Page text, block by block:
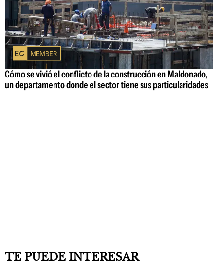
Cómo se vivió el conflicto de la construcción en Maldonado,
un departamento donde el sector tiene sus particularidades
TE PUEDE INTERESAR